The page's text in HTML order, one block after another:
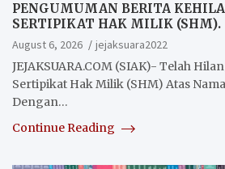
PENGUMUMAN BERITA
SERTIPIKAT HAK MILIK (SHM).
August 6, 2026
jejaksuara2022
JEJAKSUARA.COM (SIAK)- Telah
Sertipikat Hak Milik (SHM) Atas
Dengan…
Continue Reading